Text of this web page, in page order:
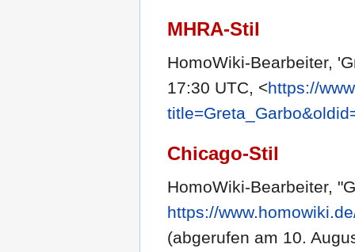
MHRA-Stil
HomoWiki-Bearbeiter,
17:30 UTC, <https://
Chicago-Stil
HomoWiki-Bearbeiter,
https://
(abgerufen am 10.